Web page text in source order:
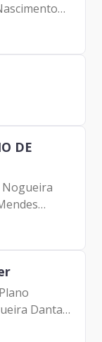
Vieira
DE
Nogueira
Filho
da
Dantas
Vandi